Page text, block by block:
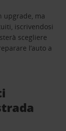
upgrade, ma
iscrivendosi
scegliere
l’auto a